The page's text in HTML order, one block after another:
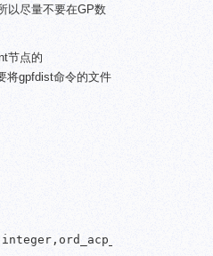
以尽量不要在GP数
节点的
将gpfdist命令的文件